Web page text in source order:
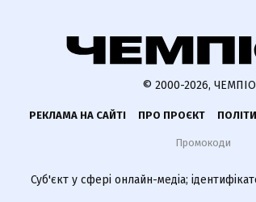
© 2000-2026,
РЕКЛАМА НА САЙТІ ПРО ПРОЄКТ
Промокоди
Суб'єкт у сфері онлайн-медіа;